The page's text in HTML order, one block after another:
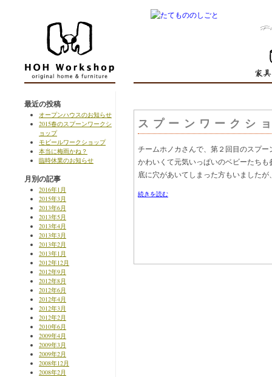
スプーンワークシ
チームホノカさんで、第２回目のスプ
かわいくて元気いっぱいのベビーたち
底に穴があいてしまった方もいました
続きを読む
最近の投稿
オープンハウスのお知らせ
2015春のスプーンワークシ
ョップ
モビールワークショップ
本当に梅雨かね？
臨時休業のお知らせ
月別の記事
2016年1月
2015年3月
2013年6月
2013年5月
2013年4月
2013年3月
2013年2月
2013年1月
2012年12月
2012年9月
2012年8月
2012年6月
2012年4月
2012年3月
2012年2月
2010年6月
2009年4月
2009年3月
2009年2月
2008年12月
2008年2月